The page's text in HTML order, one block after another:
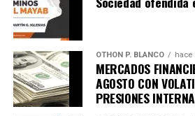
OTHON P. BLANCO hace
MERCADOS
AGOSTO CON
PRESIONES